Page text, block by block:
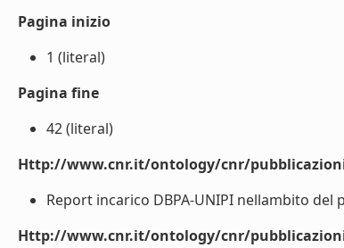
Pagina inizio
1 (literal)
Pagina fine
42 (literal)
Http://www.cnr.it/ontology/cnr/
Report incarico DBPA-UNIPI nellambito del
Http://www.cnr.it/ontology/cnr/